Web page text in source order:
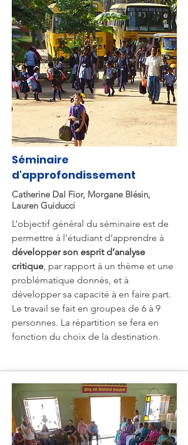
Séminaire
d'approfondissement
Catherine Dal Fior, Morgane Blésin,
Lauren Guiducci
L’objectif général du séminaire est de
permettre à l’étudiant d’apprendre à
développer son esprit d’analyse
critique, par rapport à un thème et une
problématique donnés, et à
développer sa capacité à en faire part.
Le travail se fait en groupes de 6 à 9
personnes. La répartition se fera en
fonction du choix de la destination.